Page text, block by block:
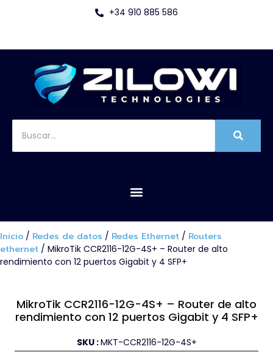
+34 910 885 586
Inicio / Redes de datos / Redes Ethernet / Routers
ethernet / MikroTik CCR2116-12G-4S+ – Router de alto
rendimiento con 12 puertos Gigabit y 4 SFP+
MikroTik CCR2116-12G-4S+ – Router de alto
rendimiento con 12 puertos Gigabit y 4 SFP+
SKU :MKT-CCR2116-12G-4S+